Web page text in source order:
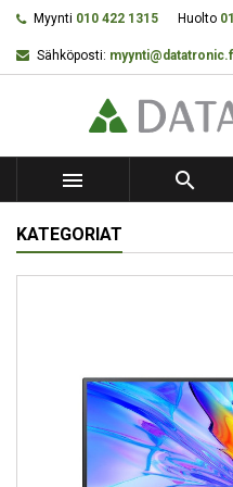
Myynti 010 422 1315 Huolto
Sähköposti:
 
KATEGORIAT